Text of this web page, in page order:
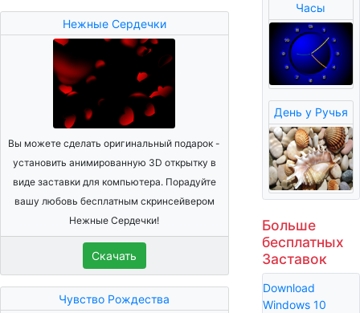
Нежные Сердечки
Вы можете сделать оригинальный подарок -
установить анимированную 3D открытку в
виде заставки для компьютера. Порадуйте
вашу любовь бесплатным скринсейвером
Нежные Сердечки!
Скачать
Чувство Рождества
Часы
День у Ручья
Больше
бесплатных
Заставок
Download
Windows 10